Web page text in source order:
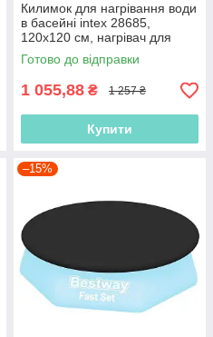
Килимок для нагрівання води
в басейні intex 28685,
120х120 см, нагрівач для
води від сонця Solar Heating
Mat,
Готово до відправки
1 055,88 ₴ 1 257 ₴
Купити
–15%